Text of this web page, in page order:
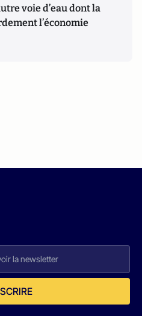
voie d’eau dont la
l’économie